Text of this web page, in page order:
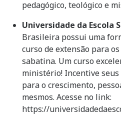
pedagógico, teológico e
Universidade da Escola
Brasileira possui uma
curso de extensão para
sabatina. Um curso
ministério! Incentive
para o crescimento,
mesmos. Acesse no link:
https://